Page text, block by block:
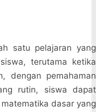
satu pelajaran yang
terutama ketika
dengan pemahaman
rutin, siswa dapat
dasar yang